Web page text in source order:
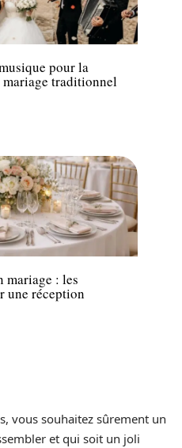
pour la
mariage traditionnel
mariage : les
une réception
vous souhaitez sûrement un
et qui soit un joli